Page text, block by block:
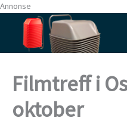
Annonse
Filmtreff i
oktober